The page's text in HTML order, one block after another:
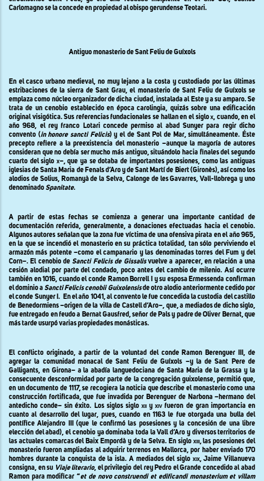
Carlomagno se la concede en propiedad al obispo gerundense Teotari.
Antiguo monasterio de Sant Feliu de Guíxols
En el casco urbano medieval, no muy lejano a la costa y custodiado por las últimas
estribaciones de la sierra de Sant Grau, el monasterio de Sant Feliu de Guíxols se
emplaza como núcleo organizador de dicha ciudad, instalada al Este y a su amparo. Se
trata de un cenobio establecido en época carolingia, quizás sobre una edificación
original visigótica. Sus referencias fundacionales se hallan en el siglox, cuando, en el
año 968, el rey franco Lotari concede permiso al abad Sunyer para regir dicho
convento (in honore sancti Felicis) y el de Sant Pol de Mar, simultáneamente. Éste
precepto refiere a la preexistencia del monasterio –aunque la mayoría de autores
consideran que no debía ser mucho más antiguo, situándolo hacia finales del segundo
cuarto del siglo x–, que ya se dotaba de importantes posesiones, como las antiguas
iglesias de Santa Maria de Fenals d’Aro y de Sant Martí de Biert (Gironès), así como los
alodios de Solius, Romanyà dela Selva, Calonge de les Gavarres, Vall-llobrega y uno
denominado Spanitate.
A partir de estas fechas se comienza a generar una importante cantidad de
documentación referida, generalmente, a donaciones efectuadas hacia el cenobio.
Algunos autores señalan que la zona fue víctima de una ofensiva pirata en el año 965,
en la que se incendió el monasterio en su práctica totalidad, tan sólo perviviendo el
armazón más potente –como el campanario y las denominadas torres del Fum y del
Corn–. El cenobio de Sancti Felicis de Gissalisvuelve a aparecer, en relación a una
cesión alodial por parte del condado, poco antes del cambio de milenio. Así ocurre
también en 1016, cuando el conde Ramon Borrell
y su esposa Ermessenda confirman
el dominio a Sancti Felicis cenobii Guixolensisde otro alodio anteriormente cedido por
el conde Sunyer I. En el año 1041, al convento le fue concedida la custodia del castillo
de Benedormiens –origen de la villa de Castell d’Aro–, que, a mediados de dicho siglo,
fue entregado en feudo a Bernat Gausfred, señor de Pals y padre de Oliver Bernat, que
más tarde usurpó varias propiedades monásticas.
El conflicto originado, a partir de la voluntad del conde Ramon Berenguer III,de
agregar la comunidad monacal de Sant Feliu de Guíxols –y la de Sant Pere de
Galligants, en Girona– a la abadía languedociana de Santa Maria de la Grassa y la
consecuente desconformidad por parte de la congregación guixolense, permitió que,
en un documento de 1117, se recogiera la noticia que describe el monasterio como una
construcción fortificada, que fue invadida por Berenguer de Narbona –hermano del
antedicho conde– sin éxito. Los siglos siglo xii yxivfueron de gran importancia en
cuanto al desarrollo del lugar, pues, cuando en 1163 le fue otorgada una bulla del
pontífice Alejandro
III (que le confirmó las posesiones y la concesión de una libre
elección del abad), el cenobio ya dominaba toda la Valld’Aro y diversos territorios de
las actuales comarcas del Baix Empordà y dela Selva. En siglo xiii,las posesiones del
monasterio fueron ampliadas al adquirir terrenos en Mallorca, por haber enviado 170
hombres durante la conquista de la isla. A mediados del siglo xix, Jaime Villanueva
consigna, en su Viaje literario, el privilegio del rey Pedro el Grande concedido al abad
Ramon para modificar “et de novo construendi et edificandi monasterium et villam